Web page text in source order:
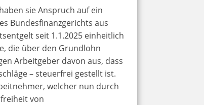
sie Anspruch auf ein
Bundesfinanzgerichts aus
seit 1.1.2025 einheitlich
die über den Grundlohn
Arbeitgeber davon aus, dass
– steuerfrei gestellt ist.
welcher nun durch
von